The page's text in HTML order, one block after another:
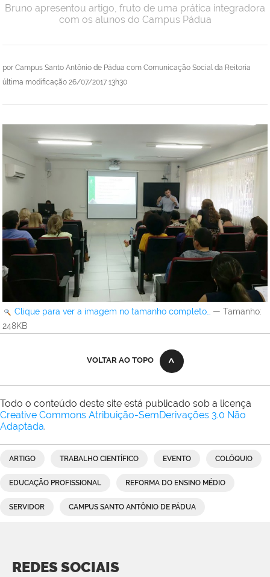
por Campus Santo Antônio de Pádua com Comunicação Social da Reitoria
última modificação 26/07/2017 13h30
Bruno apresentou artigo, fruto de uma prática integradora
com os alunos do Campus Pádua
Clique para ver a imagem no tamanho completo… — Tamanho:
248KB
VOLTAR AO TOPO
Todo o conteúdo deste site está publicado sob a licença
Creative Commons Atribuição-SemDerivações 3.0 Não
Adaptada.
ARTIGO TRABALHO CIENTÍFICO EVENTO COLÓQUIO
EDUCAÇÃO PROFISSIONAL REFORMA DO ENSINO MÉDIO
SERVIDOR CAMPUS SANTO ANTÔNIO DE PÁDUA
REDES SOCIAIS